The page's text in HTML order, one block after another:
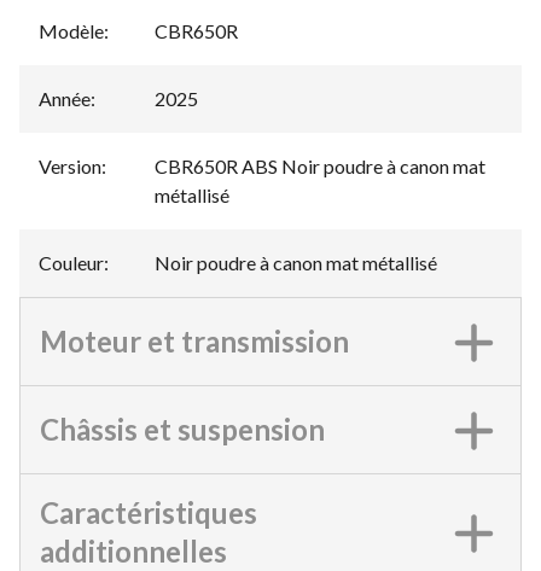
Modèle: CBR650R
Année: 2025
Version:
CBR650R ABS Noir poudre à canon mat
métallisé
Couleur: Noir poudre à canon mat métallisé
Moteur et transmission
Châssis et suspension
Caractéristiques
additionnelles